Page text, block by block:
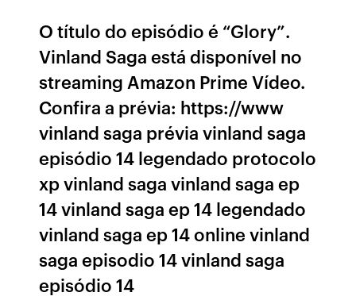
O título do episódio é “Glory”.
Vinland Saga está disponível no
streaming Amazon Prime Vídeo.
Confira a prévia: https://www
vinland saga prévia vinland saga
episódio 14 legendado protocolo
xp vinland saga vinland saga ep
14 vinland saga ep 14 legendado
vinland saga ep 14 online vinland
saga episodio 14 vinland saga
episódio 14